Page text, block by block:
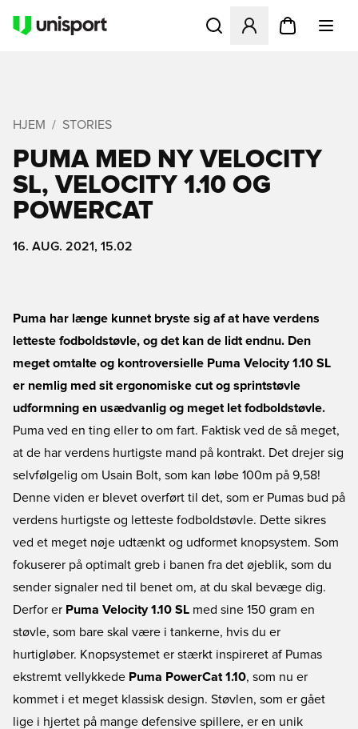
Åbner en Modal til at
HJEM STORIES
PUMA MED NY VELOCITY
SL, VELOCITY 1.10 OG
POWERCAT
16. AUG. 2021, 15.02
Puma har længe kunnet bryste sig af at have verdens
letteste fodboldstøvle, og det kan de lidt endnu. Den
meget omtalte og kontroversielle Puma Velocity 1.10 SL
er nemlig med sit ergonomiske cut og sprintstøvle
udformning en usædvanlig og meget let fodboldstøvle.
Puma ved en ting eller to om fart. Faktisk ved de så meget,
at de har verdens hurtigste mand på kontrakt. Det drejer sig
selvfølgelig om Usain Bolt, som kan løbe 100m på 9,58!
Denne viden er blevet overført til det, som er Pumas bud på
verdens hurtigste og letteste fodboldstøvle. Dette sikres
ved et meget nøje udtænkt og udformet knopsystem. Som
fokuserer på optimalt greb i banen fra det øjeblik, som du
sender signaler ned til benet om, at du skal bevæge dig.
Derfor er Puma Velocity 1.10 SL med sine 150 gram en
støvle, som bare skal være i tankerne, hvis du er
hurtigløber. Knopsystemet er stærkt inspireret af Pumas
ekstremt vellykkede Puma PowerCat 1.10, som nu er
kommet i et meget klassisk design. Støvlen, som er gået
lige i hjertet på mange defensive spillere, er en unik